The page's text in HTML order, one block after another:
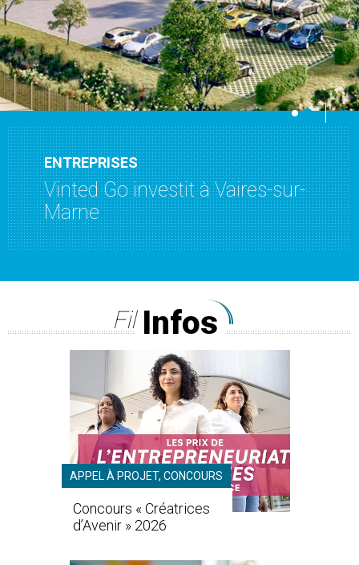
TRAVAUX
Extension de la zone
industrielle à Torcy
ENTREPRISES
Vinted Go investit à Vaires-sur-
Marne
Fil Infos
APPEL À PROJET, CONCOURS
Concours « Créatrices
d’Avenir » 2026